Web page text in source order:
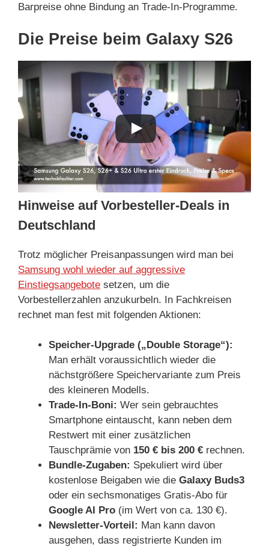
Barpreise ohne Bindung an Trade-In-Programme.
Die Preise beim Galaxy S26
Hinweise auf Vorbesteller-Deals in
Deutschland
Trotz möglicher Preisanpassungen wird man bei
Samsung wohl wieder auf aggressive
Einstiegsangebote setzen, um die
Vorbestellerzahlen anzukurbeln. In Fachkreisen
rechnet man fest mit folgenden Aktionen:
Speicher-Upgrade („Double Storage“):
Man erhält voraussichtlich wieder die
nächstgrößere Speichervariante zum Preis
des kleineren Modells.
Trade-In-Boni: Wer sein gebrauchtes
Smartphone eintauscht, kann neben dem
Restwert mit einer zusätzlichen
Tauschprämie von 150 € bis 200 € rechnen.
Bundle-Zugaben: Spekuliert wird über
kostenlose Beigaben wie die Galaxy Buds3
oder ein sechsmonatiges Gratis-Abo für
Google AI Pro (im Wert von ca. 130 €).
Newsletter-Vorteil: Man kann davon
ausgehen, dass registrierte Kunden im